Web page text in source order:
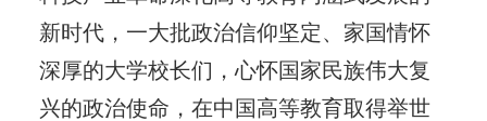
新时代，一大批政治信仰坚定、家国情怀
深厚的大学校长们，心怀国家民族伟大复
兴的政治使命，在中国高等教育取得举世